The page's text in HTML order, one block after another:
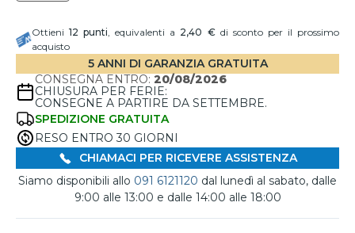
Ottieni12 punti, equivalenti a 2,40 €di sconto per il prossimo
acquisto
5 ANNI DI GARANZIA GRATUITA
CONSEGNA ENTRO: 20/08/2026
CHIUSURA PER FERIE:
CONSEGNE A PARTIRE DA SETTEMBRE.
SPEDIZIONE GRATUITA
RESO ENTRO 30 GIORNI
CHIAMACI PER RICEVERE ASSISTENZA
Siamo disponibili allo 091 6121120 dal lunedì al sabato, dalle
9:00 alle 13:00 e dalle 14:00 alle 18:00